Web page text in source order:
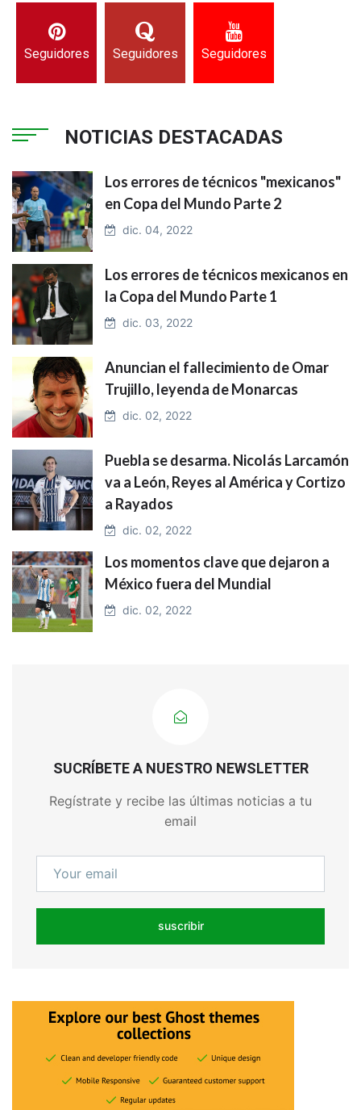
Seguidores Seguidores Seguidores
NOTICIAS DESTACADAS
Los errores de técnicos "mexicanos"
en Copa del Mundo Parte 2
dic. 04, 2022
Los errores de técnicos mexicanos en
la Copa del Mundo Parte 1
dic. 03, 2022
Anuncian el fallecimiento de Omar
Trujillo, leyenda de Monarcas
dic. 02, 2022
Puebla se desarma. Nicolás Larcamón
va a León, Reyes al América y Cortizo
a Rayados
dic. 02, 2022
Los momentos clave que dejaron a
México fuera del Mundial
dic. 02, 2022
SUCRÍBETE A NUESTRO NEWSLETTER
Regístrate y recibe las últimas noticias a tu
email
suscribir